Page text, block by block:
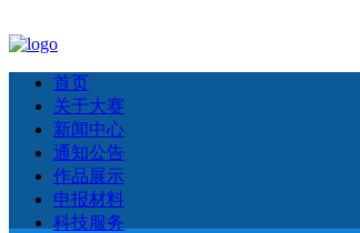
首页
关于大赛
新闻中心
通知公告
作品展示
申报材料
科技服务